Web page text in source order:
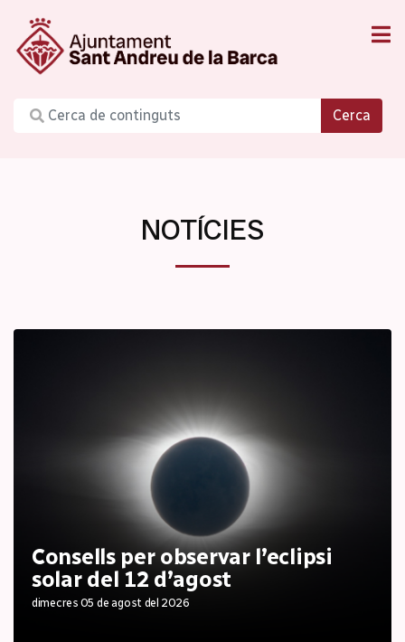
Cerca
NOTÍCIES
Consells per observar l’eclipsi
solar del 12 d’agost
dimecres 05 de agost del 2026